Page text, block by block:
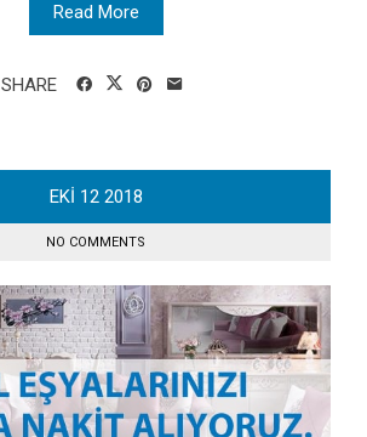
Read More
SHARE
EKI 12 2018
NO COMMENTS